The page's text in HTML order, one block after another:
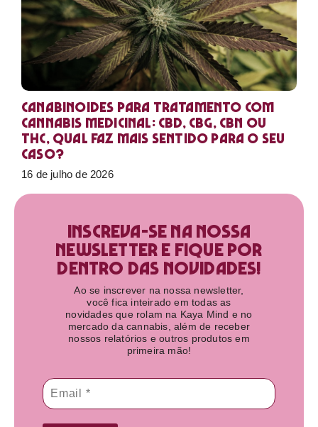
Canabinoides para tratamento com
cannabis medicinal: CBD, CBG, CBN ou
THC, qual faz mais sentido para o seu
caso?
16 de julho de 2026
Inscreva-se na nossa
newsletter e fique por
dentro das novidades!​
Ao se inscrever na nossa newsletter,
você fica inteirado em todas as
novidades que rolam na Kaya Mind e no
mercado da cannabis, além de receber
nossos relatórios e outros produtos em
primeira mão!